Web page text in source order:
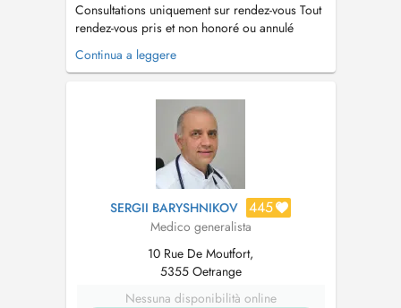
Consultations uniquement sur rendez-vous Tout
rendez-vous pris et non honoré ou annulé
moins de 4h avant l'heure convenue sera
facturé Les délégués médicaux peuvent prendre
cabinetmedicalcanach@gmail.com
Continua a leggere
SERGII BARYSHNIKOV 445
Medico generalista
10 Rue De Moutfort,
5355 Oetrange
Nessuna disponibilità online